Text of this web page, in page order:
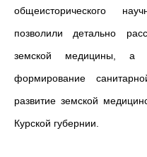
общеисторического
позволили детально
земской медицины, а
формирование
развитие земской
Курской губернии.